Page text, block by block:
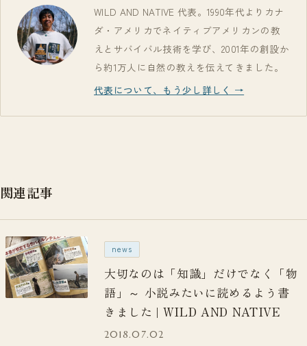
WILD AND NATIVE 代表。1990年代よりカナ
ダ・アメリカでネイティブアメリカンの教
えとサバイバル技術を学び、2001年の創設か
ら約1万人に自然の教えを伝えてきました。
代表について、もう少し詳しく →
関連記事
news
大切なのは「知識」だけでなく「物
語」～ 小説みたいに読めるよう書
きました | WILD AND NATIVE
2018.07.02